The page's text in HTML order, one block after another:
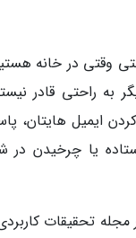
وقتی در خانه
به راحتی قادر
ایمیل هایتان،
یا چرخیدن در
تحقیقات